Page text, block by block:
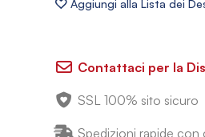
Contattaci per la
SSL 100% sito sicuro
Spedizioni rapide con